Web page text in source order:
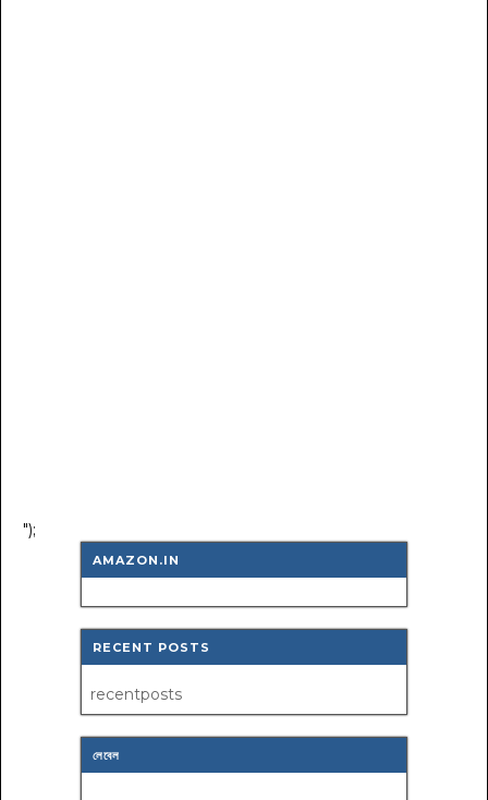
");
AMAZON.IN
RECENT POSTS
recentposts
লেবেল